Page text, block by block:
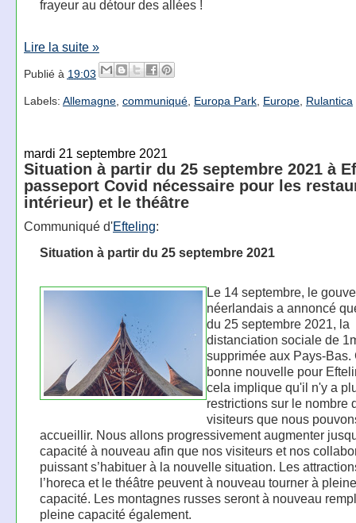
frayeur au détour des allées !
Lire la suite »
Publié à 19:03
Labels: Allemagne, communiqué, Europa Park, Europe, Rulantica
mardi 21 septembre 2021
Situation à partir du 25 septembre 2021 à
passeport Covid nécessaire pour les
intérieur) et le théâtre
Communiqué d'Efteling:
Situation à partir du 25 septembre 2021
Le 14 septembre, le
néerlandais a annoncé
du 25 septembre 2021, la
distanciation sociale de
supprimée aux Pays-Bas.
bonne nouvelle pour
cela implique qu'il n'y a
restrictions sur le nombre
visiteurs que nous
accueillir. Nous allons progressivement augmenter
capacité à nouveau afin que nos visiteurs et nos
puissant s’habituer à la nouvelle situation. Les
l’horeca et le théâtre peuvent à nouveau tourner à pleine
capacité. Les montagnes russes seront à nouveau
pleine capacité également.